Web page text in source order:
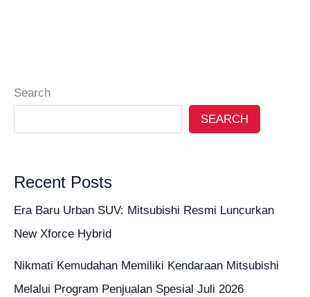
Search
SEARCH
Recent Posts
Era Baru Urban SUV: Mitsubishi Resmi Luncurkan
New Xforce Hybrid
Nikmati Kemudahan Memiliki Kendaraan Mitsubishi
Melalui Program Penjualan Spesial Juli 2026